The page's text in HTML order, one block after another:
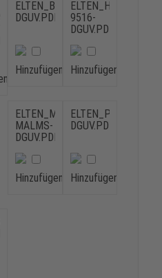
ELTEN_BAUERFEIND-
DGUV.PDF
Hinzufügen
ELTEN_HARTMANN-
9516-
DGUV.PDF
Hinzufügen
ELTEN_MANDER-
MALMS-
DGUV.PDF
Hinzufügen
ELTEN_PERPEDES-
DGUV.PDF
Hinzufügen